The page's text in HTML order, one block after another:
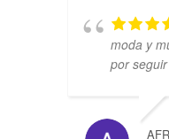
moda y
por